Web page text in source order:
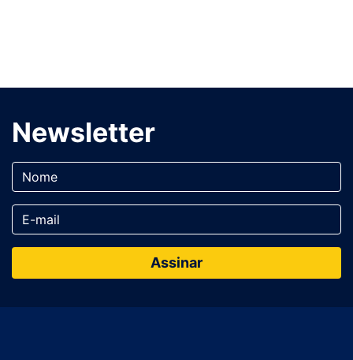
Newsletter